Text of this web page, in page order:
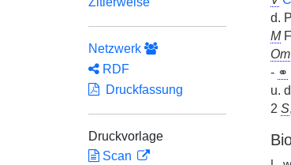
Netzwerk
RDF
Druckfassung
Druckvorlage
Scan
d.
M
Om
- ⚭
u.
2 S